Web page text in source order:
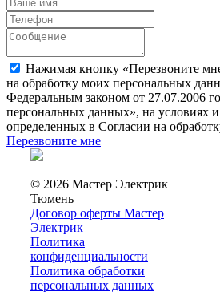
Нажимая кнопку «Перезвоните
на обработку моих персональных
Федеральным законом от 27.07.2006
персональных данных», на условиях
определенных в Согласии на
Перезвоните мне
© 2026 Мастер Электрик
Тюмень
Договор оферты Мастер
Электрик
Политика
конфиденциальности
Политика обработки
персональных данных